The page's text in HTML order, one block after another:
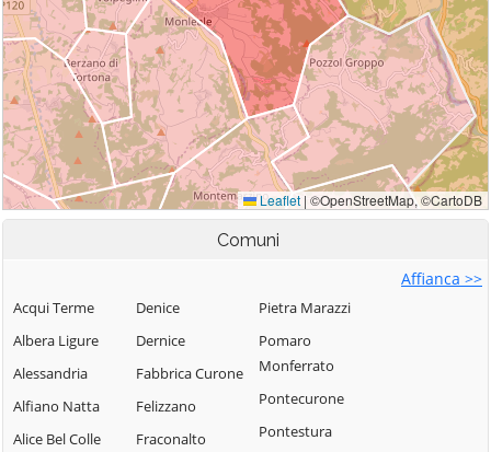
Comuni
Affianca >>
Acqui Terme
Albera Ligure
Alessandria
Alfiano Natta
Alice Bel Colle
Denice
Dernice
Fabbrica Curone
Felizzano
Fraconalto
Pietra Marazzi
Pomaro
Monferrato
Pontecurone
Pontestura